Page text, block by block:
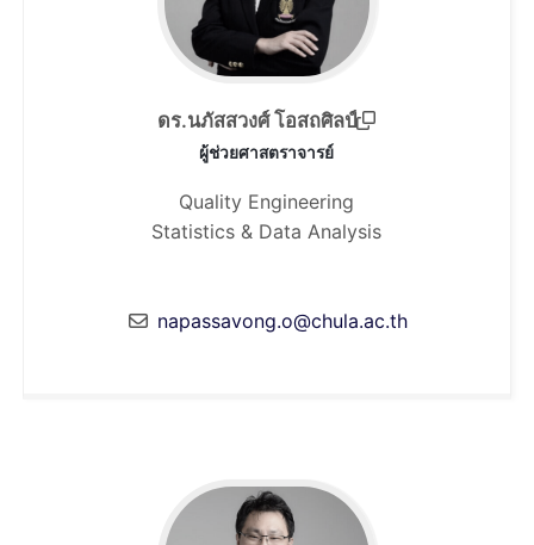
ดร.นภัสสวงศ์ โอสถศิลป์
ผู้ช่วยศาสตราจารย์
Quality Engineering
Statistics & Data Analysis
napassavong.o@chula.ac.th